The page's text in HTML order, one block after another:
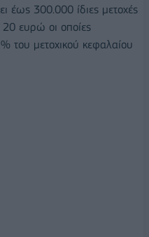
έως 300.000 ίδιες μετοχές
ευρώ οι οποίες
του μετοχικού κεφαλαίου